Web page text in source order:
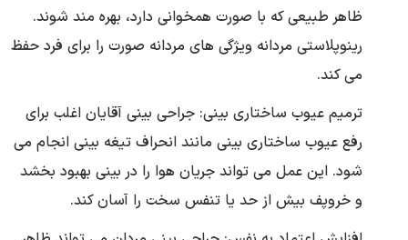
ظاهر طبیعی که با صورت همخوانی دارد، بهره مند شوند.
رینوپلاستی مردانه ویژگی های مردانه صورت را برای فرد حفظ
می کند.
ترمیم عیوب ساختاری بینی: جراحی بینی آقایان اغلب برای
رفع عیوب ساختاری بینی مانند انحراف تیغه بینی انجام می
شود. این عمل می تواند جریان هوا را در بینی بهبود بخشد
و خروپف بیش از حد یا تنفس سخت را آسان کند.